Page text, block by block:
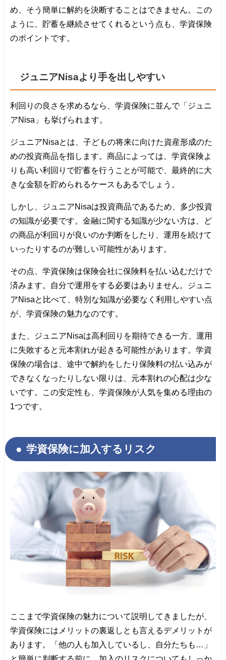
め、そう簡単に解約を決断することはできません。この
ように、貯蓄を継続させてくれるという点も、学資保険
のポイントです。
ジュニアNisaより手を出しやすい
利回りの良さを求めるなら、学資保険に並んで「ジュニ
アNisa」も挙げられます。
ジュニアNisaとは、子どもの将来に向けた資産形成のた
めの投資商品を指します。商品によっては、学資保険よ
りも高い利回りで貯蓄を行うことが可能で、最終的に大
きな金額を貯められるケースもあるでしょう。
しかし、ジュニアNisaは投資商品であるため、多少投資
の知識が必要です。金融に関する知識が少ない方は、ど
の商品が利回りが良いのか判断をしたり、運用を続けて
いったりするのが難しい可能性があります。
その点、学資保険は保険会社に保険料を払い込むだけで
済みます。自分で運用をする必要はありません。ジュニ
アNisaと比べて、特別な知識が必要なく利用しやすい点
が、学資保険の魅力なのです。
また、ジュニアNisaは高利回りを期待できる一方、運用
に失敗すると元本割れが起きる可能性があります。学資
保険の場合は、途中で解約をしたり保険料の払い込みが
できなくなったりしない限りは、元本割れの心配は少な
いです。この安定性も、学資保険が人気を集める理由の
1つです。
学資保険に加入するリスク
ここまで学資保険の魅力について説明してきましたが、
学資保険にはメリットの裏返しとも言えるデメリットが
あります。「他の人も加入しているし、自分たちも…」